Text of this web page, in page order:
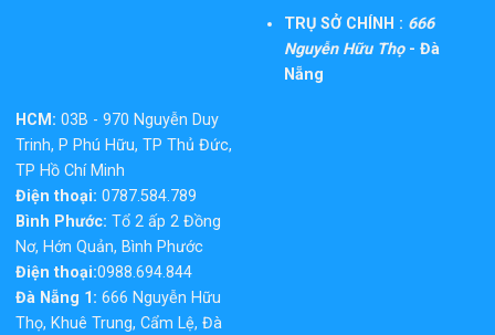
TRỤ SỞ CHÍNH : 666
Nguyễn Hữu Thọ- Đà
Nẵng
HCM: 03B - 970 Nguyễn Duy
Trinh, P Phú Hữu, TP Thủ Đức,
TP Hồ Chí Minh
Điện thoại: 0787.584.789
Bình Phước: Tổ 2 ấp 2 Đồng
Nơ, Hớn Quản, Bình Phước
Điện thoại:0988.694.844
Đà Nẵng 1: 666 Nguyễn Hữu
Thọ, Khuê Trung, Cẩm Lệ, Đà